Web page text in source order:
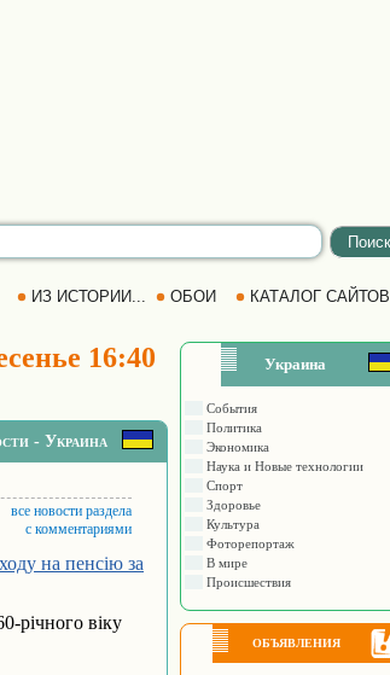
ИЗ ИСТОРИИ... ОБОИ КАТАЛОГ САЙТОВ
16:40
- Украина
все новости раздела
с комментариями
на пенсію за
річного віку
Украина
События
Политика
Экономика
Наука и Новые технологии
Спорт
Здоровье
Культура
Фоторепортаж
В мире
Происшествия
ОБЪЯВЛЕНИЯ